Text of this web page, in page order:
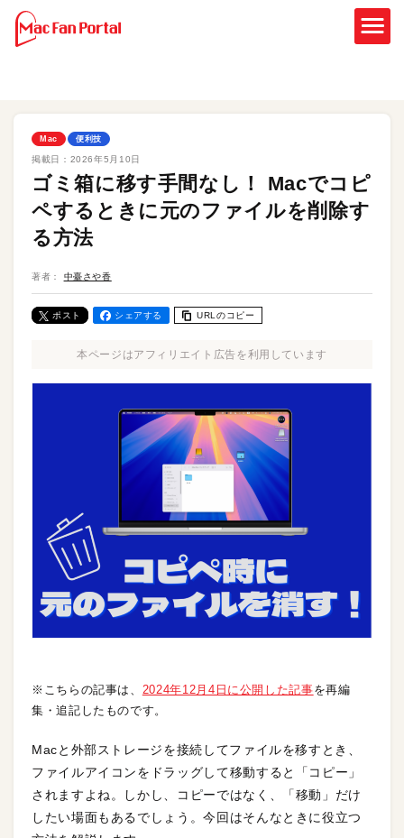
Mac 便利技
掲載日： 2026年5月10日
ゴミ箱に移す手間なし！ Macでコピ
ペするときに元のファイルを削除す
る方法
著者： 中臺さや香
ポスト シェアする URLのコピー
本ページはアフィリエイト広告を利用しています
※こちらの記事は、 2024年12月4日に公開した記事を再編
集・追記したものです。
Macと外部ストレージを接続してファイルを移すとき、
ファイルアイコンをドラッグして移動すると「コピー」
されますよね。しかし、コピーではなく、「移動」だけ
したい場面もあるでしょう。今回はそんなときに役立つ